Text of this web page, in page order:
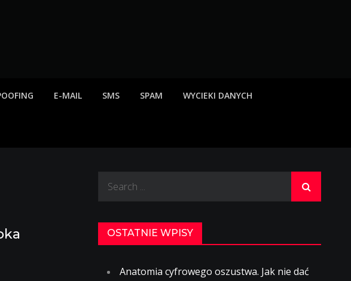
E-MAIL SMS SPAM WYCIEKI DANYCH
OSTATNIE WPISY
Anatomia cyfrowego oszustwa. Jak nie dać